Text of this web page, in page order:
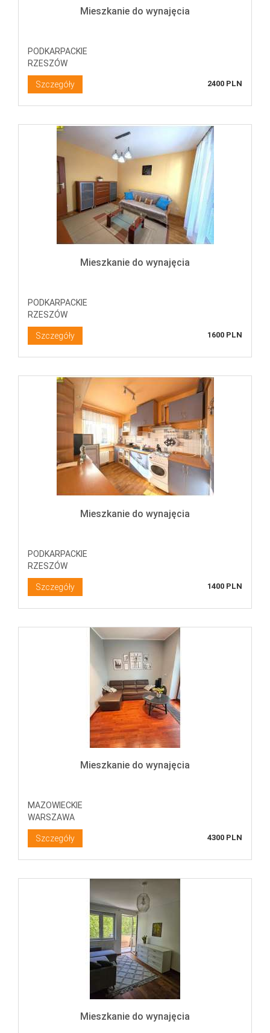
Mieszkanie do wynajęcia
PODKARPACKIE
RZESZÓW
Szczegóły 2400 PLN
Mieszkanie do wynajęcia
PODKARPACKIE
RZESZÓW
Szczegóły 1600 PLN
Mieszkanie do wynajęcia
PODKARPACKIE
RZESZÓW
Szczegóły 1400 PLN
Mieszkanie do wynajęcia
MAZOWIECKIE
WARSZAWA
Szczegóły 4300 PLN
Mieszkanie do wynajęcia